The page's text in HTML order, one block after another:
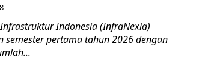
Infrastruktur Indonesia (InfraNexia)
semester pertama tahun 2026 dengan